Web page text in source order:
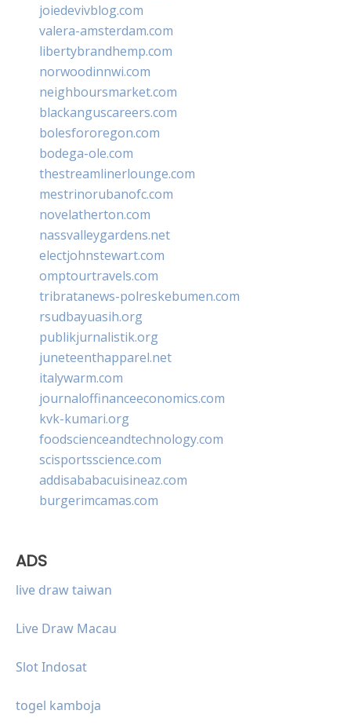
joiedevivblog.com
valera-amsterdam.com
libertybrandhemp.com
norwoodinnwi.com
neighboursmarket.com
blackanguscareers.com
bolesfororegon.com
bodega-ole.com
thestreamlinerlounge.com
mestrinorubanofc.com
novelatherton.com
nassvalleygardens.net
electjohnstewart.com
omptourtravels.com
tribratanews-polreskebumen.com
rsudbayuasih.org
publikjurnalistik.org
juneteenthapparel.net
italywarm.com
journaloffinanceeconomics.com
kvk-kumari.org
foodscienceandtechnology.com
scisportsscience.com
addisababacuisineaz.com
burgerimcamas.com
ADS
live draw taiwan
Live Draw Macau
Slot Indosat
togel kamboja